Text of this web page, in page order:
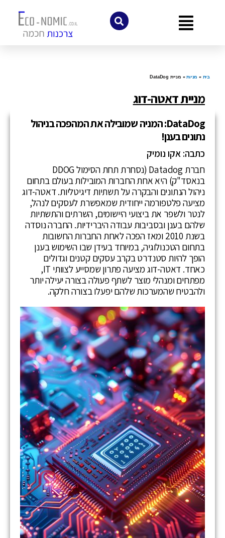
בית » מניות» מניית DataDog
מניית דאטה-דוג
DataDog: המניה שמובילה את המהפכה בניהול
נתונים בענן!
כתבה: אקו נומיק
חברת Datadog (נסחרת תחת הסימול DDOG
בנאסד"ק) היא אחת החברות המובילות בעולם בתחום
ניהול הנתונים והבקרה על תשתיות דיגיטליות. דאטה-דוג
מציעה פלטפורמה ייחודית שמאפשרת לעסקים לנהל,
לנטר ולשפר את ביצועי היישומים, השרתים והתשתיות
שלהם בענן ובסביבות עבודה היברידיות. החברה נוסדה
בשנת 2010 ומאז הפכה לאחת החברות החשובות
בתחום הטכנולוגיה, במיוחד בעידן שבו השימוש בענן
הופך להיות סטנדרט בקרב עסקים קטנים וגדולים
כאחד. דאטה-דוג מציעה פתרון שמסייע לצוותי IT,
מפתחים ומנהלי מוצר לשתף פעולה בצורה יעילה יותר
ולהבטיח שהמערכות שלהם יפעלו בצורה חלקה.